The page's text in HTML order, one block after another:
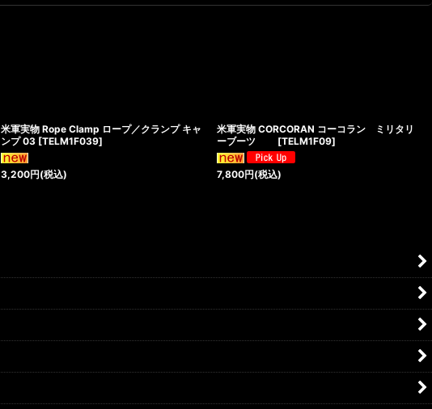
米軍実物 Rope Clamp ロープ／クランプ キャ
ンプ 03 [TELM1F039]
3,200円(税込)
米軍実物 CORCORAN コーコラン ミリタリ
ーブーツ
[TELM1F09]
7,800円(税込)